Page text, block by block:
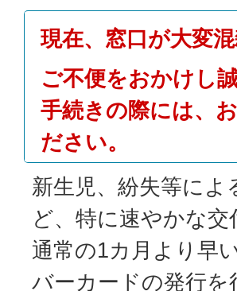
現在、窓口が大変
ご不便をおかけし
手続きの際には、
ださい。
新⽣児、紛失等によ
ど、特に速やかな
通常の1カ月より早
バーカードの発行を